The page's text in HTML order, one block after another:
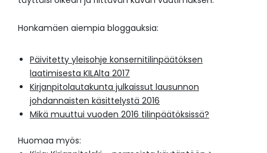
Honkamäen aiempia bloggauksia:
Päivitetty yleisohje konsernitilinpäätöksen
laatimisesta KILAlta 2017
Kirjanpitolautakunta julkaissut lausunnon
johdannaisten käsittelystä 2016
Mikä muuttui vuoden 2016 tilinpäätöksissä?
Huomaa myös: